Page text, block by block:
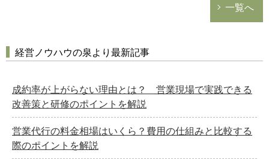
一覧へ
経営ノウハウの泉より最新記事
成約率が上がらない理由とは？ 営業現場で実践できる
改善策と研修のポイントを解説
営業代行の料金相場はいくら？費用の仕組みと比較する
際のポイントを解説